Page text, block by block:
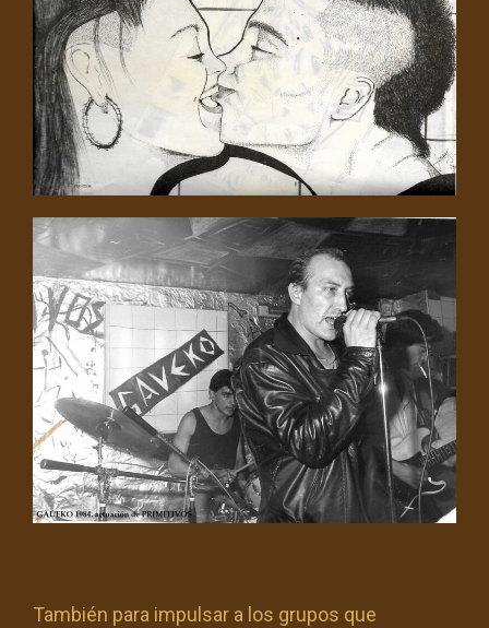
También para impulsar a los grupos que